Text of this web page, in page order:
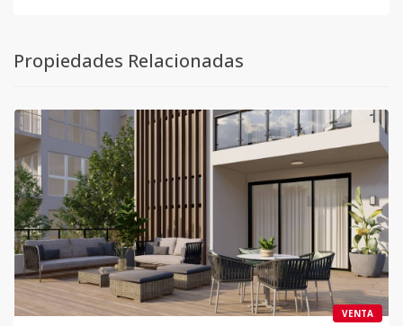
Propiedades Relacionadas
VENTA